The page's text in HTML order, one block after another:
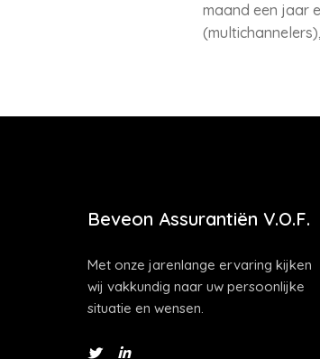
maand een jaar
Beveon Assurantiën V.O.F.
Met onze jarenlange ervaring kijken
wij vakkundig naar uw persoonlijke
situatie en wensen.